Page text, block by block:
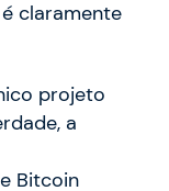
claramente
projeto
a
Bitcoin